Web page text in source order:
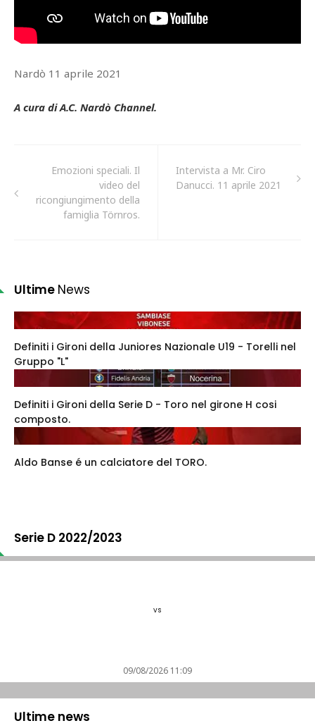
Nardò 11 aprile 2021
A cura di A.C. Nardò Channel.
Emozioni speciali. Il
video del
ricongiungimento della
famiglia Törnros.
Intervista a Mr. Ciro
Danucci. 11 aprile 2021
Ultime News
Definiti i Gironi della Juniores Nazionale U19 - Torelli nel
Gruppo "L"
Definiti i Gironi della Serie D - Toro nel girone H cosi
composto.
Aldo Banse é un calciatore del TORO.
Serie D 2022/2023
vs
09/08/2026 11:09
Ultime news